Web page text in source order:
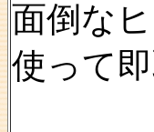
面倒な
使って